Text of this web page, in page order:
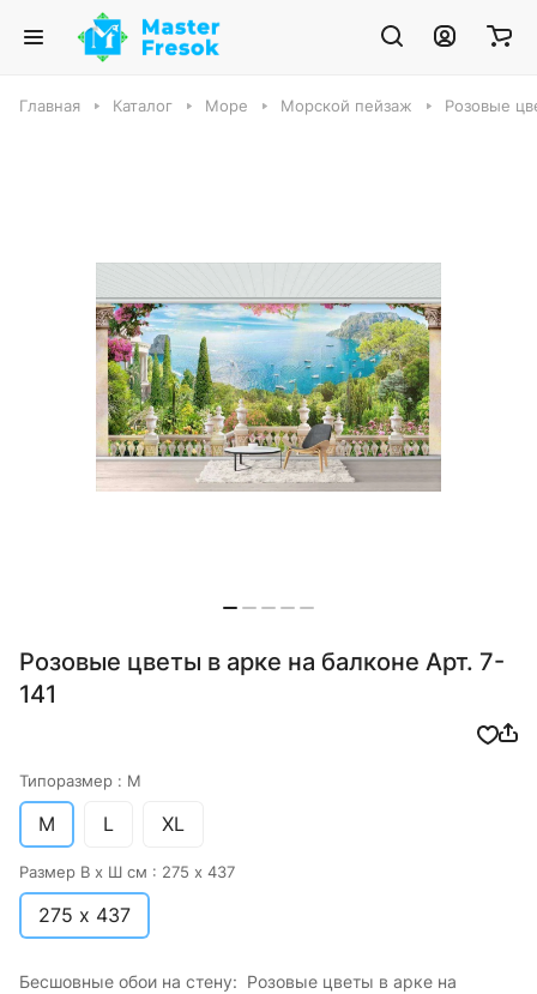
Главная Каталог Море Морской пейзаж Розовые
Розовые цветы в арке на балконе Арт. 7-
141
Типоразмер : M
M L XL
Размер В х Ш см : 275 х 437
275 х 437
Бесшовные обои на стену: Розовые цветы в арке на